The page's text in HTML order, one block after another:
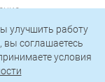
улучшить работу
вы соглашаетесь
условия